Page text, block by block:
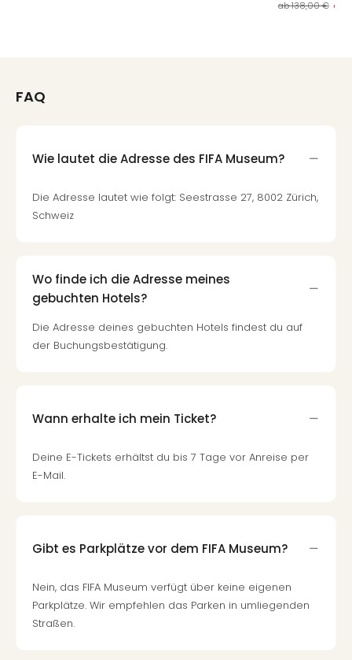
ab138,00 € ab
FAQ
Wie lautet die Adresse des FIFA Museum?
Die Adresse lautet wie folgt: Seestrasse 27, 8002 Zürich,
Schweiz
Wo finde ich die Adresse meines
gebuchten Hotels?
Die Adresse deines gebuchten Hotels findest du auf
der Buchungsbestätigung.
Wann erhalte ich mein Ticket?
Deine E-Tickets erhältst du bis 7 Tage vor Anreise per
E-Mail.
Gibt es Parkplätze vor dem FIFA Museum?
Nein, das FIFA Museum verfügt über keine eigenen
Parkplätze. Wir empfehlen das Parken in umliegenden
Straßen.